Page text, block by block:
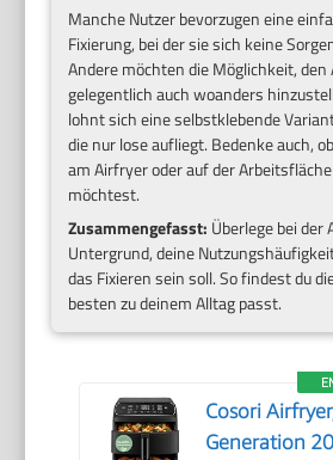
Manche Nutzer bevorzugen eine
Fixierung, bei der sie sich keine
Andere möchten die Möglichkeit,
gelegentlich auch woanders
lohnt sich eine selbstklebende
die nur lose aufliegt. Bedenke auch,
am Airfryer oder auf der
möchtest.
Zusammengefasst: Überlege bei der
Untergrund, deine
das Fixieren sein soll. So findest du
besten zu deinem Alltag passt.
Cosori
Generation